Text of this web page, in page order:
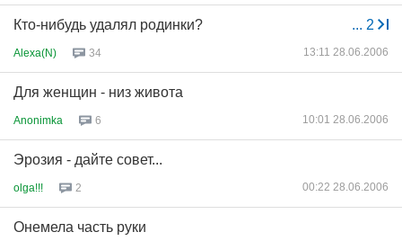
... 2
Кто-нибудь удалял родинки?
Alexa(N) 34 13:11 28.06.2006
Для женщин - низ живота
Anonimka 6 10:01 28.06.2006
Эрозия - дайте совет...
olga!!! 2 00:22 28.06.2006
Онемела часть руки